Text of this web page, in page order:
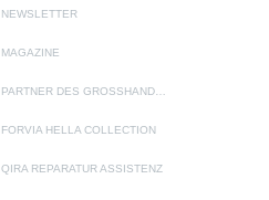
NEWSLETTER
MAGAZINE
PARTNER DES GROSSHANDELS
FORVIA HELLA COLLECTION
QIRA REPARATUR ASSISTENZ